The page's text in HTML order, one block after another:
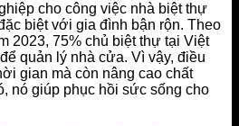
cho công việc nhà biệt thự
biệt với gia đình bận rộn. Theo
2023, 75% chủ biệt thự tại Việt
quản lý nhà cửa. Vì vậy, điều
gian mà còn nâng cao chất
nó giúp phục hồi sức sống cho